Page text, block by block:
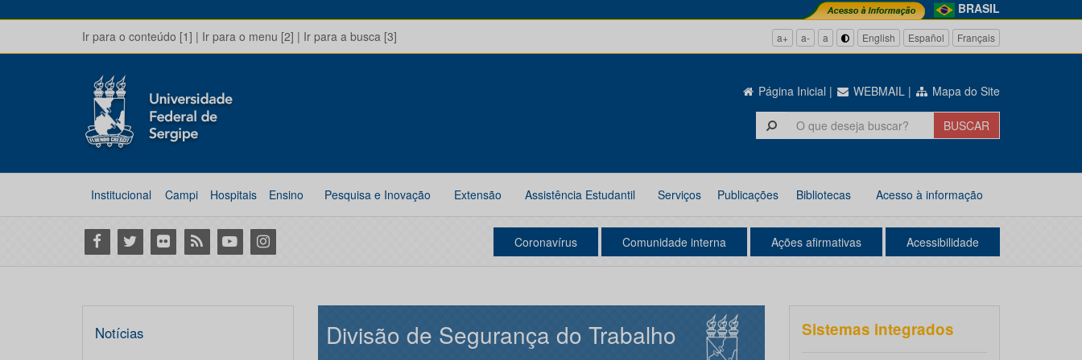
BRASIL
Ir para o conteúdo [1] | Ir para o menu [2] | Ir para a busca [3] a+ a- a English Español Français
Página Inicial | WEBMAIL | Mapa do Site
Institucional Campi Hospitais Ensino Pesquisa e Inovação Extensão Assistência Estudantil Serviços Publicações Bibliotecas Acesso à informação
Facebook
Twitter Flickr RSS YoutubeInstagram Coronavírus Comunidade interna Ações afirmativas Acessibilidade
Notícias Divisão de Segurança do Trabalho
Sistemas integrados